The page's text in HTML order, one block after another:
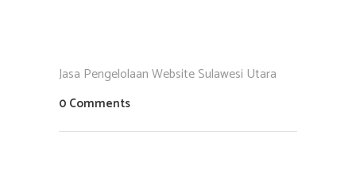
Jasa Pengelolaan Website Sulawesi Utara
0 Comments